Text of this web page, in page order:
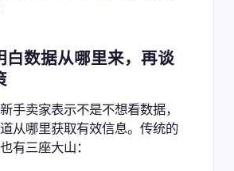
白数据从哪里来，再谈
手卖家表示不是不想看数据，
从哪里获取有效信息。传统的
有三座大山：